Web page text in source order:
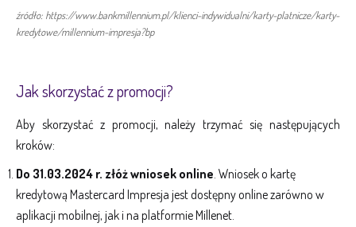
źródło: https://www.bankmillennium.pl/klienci-indywidualni/karty-platnicze/karty-
kredytowe/millennium-impresja?bp
Jak skorzystać z promocji?
Aby skorzystać z promocji, należy trzymać się następujących
kroków:
Do 31.03.2024 r. złóż wniosek online. Wniosek o kartę
kredytową Mastercard Impresja jest dostępny online zarówno w
aplikacji mobilnej, jak i na platformie Millenet.